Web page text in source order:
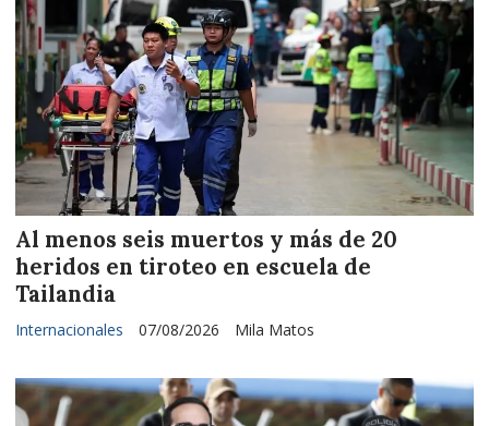
Al menos seis muertos y más de 20
heridos en tiroteo en escuela de
Tailandia
Mila Matos
Internacionales 07/08/2026